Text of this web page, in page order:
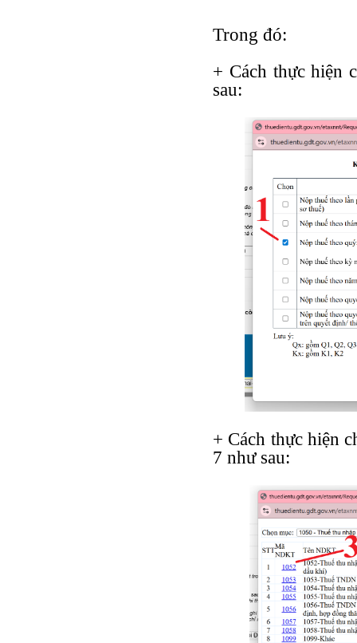
Trong đó:
+ Cách thực hiện
sau:
+ Cách thực hiện
7 như sau: